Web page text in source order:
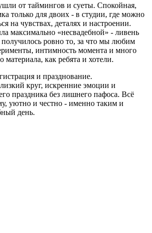
от таймингов и суеты. Спокойная,
только для двоих - в студии, где можно
на чувствах, деталях и настроении.
максимально «несвадебной» - ливень
ровно то, за что мы любим
интимность момента и много
материала, как ребята и хотели.
и празднование.
круг, искренние эмоции и
праздника без лишнего пафоса. Всё
уютно и честно - именно таким и
день.